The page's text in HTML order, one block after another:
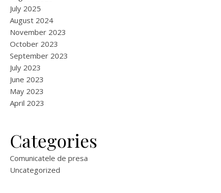
July 2025
August 2024
November 2023
October 2023
September 2023
July 2023
June 2023
May 2023
April 2023
Categories
Comunicatele de presa
Uncategorized